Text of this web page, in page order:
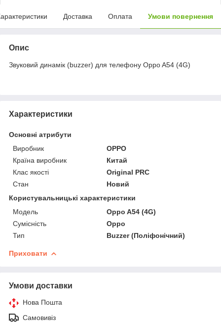
Доставка Оплата Умови повернення
Опис
Звуковий динамік (buzzer) для телефону Oppo A54 (4G)
Характеристики
Основні атрибути
Виробник
OPPO
Країна виробник
Китай
Клас якості
Original PRC
Стан
Новий
Користувальницькі характеристики
Мoдель
Oppo A54 (4G)
Сумісність
Oppo
Тип
Buzzer (Поліфонічний)
Приховати
Умови доставки
Нова Пошта
Самовивіз